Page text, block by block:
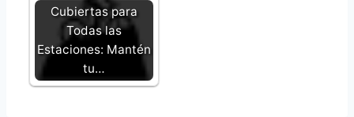
Cubiertas para
Todas las
Estaciones: Mantén
tu…